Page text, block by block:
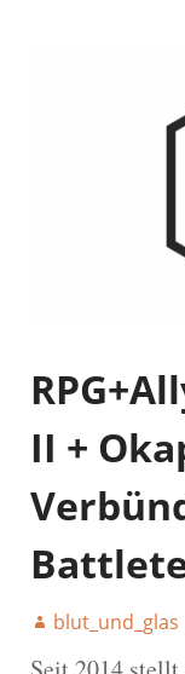
II +
blut_und_glas